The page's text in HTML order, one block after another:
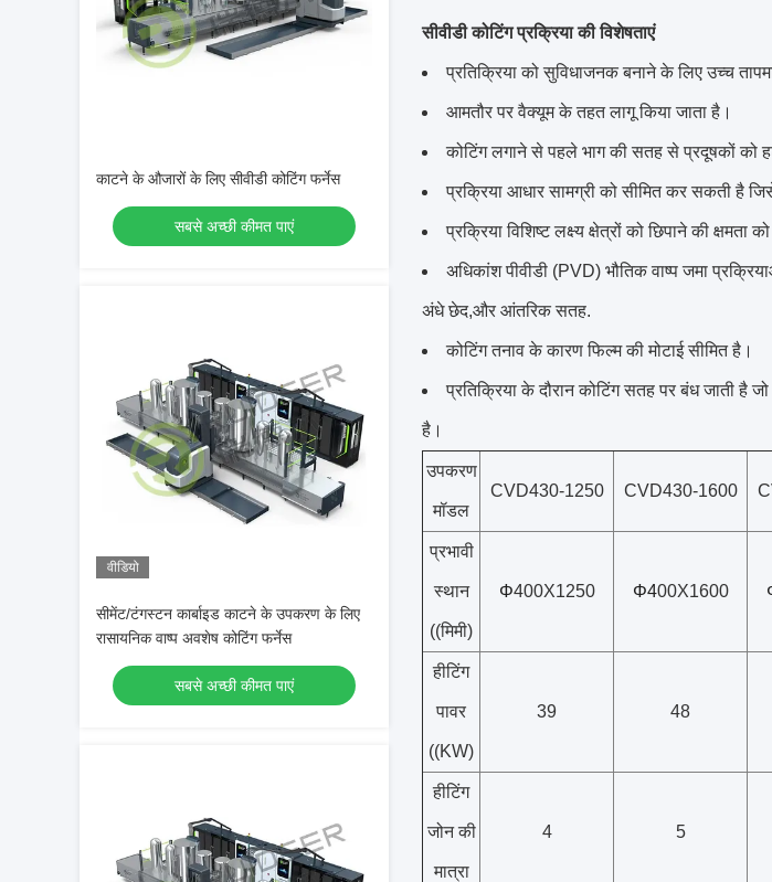
काटने के औजारों के लिए सीवीडी कोटिंग फर्नेस
सबसे अच्छी कीमत पाएं
वीडियो
सीमेंट/टंगस्टन कार्बाइड काटने के उपकरण के लिए
रासायनिक वाष्प अवशेष कोटिंग फर्नेस
सबसे अच्छी कीमत पाएं
सीवीडी कोटिंग प्रक्रिया की विशेषताएं
प्रतिक्रिया को सुविधाजनक बनाने के लिए उच्च
आमतौर पर वैक्यूम के तहत लागू किया जाता है।
कोटिंग लगाने से पहले भाग की सतह से प्रदूषकों को
प्रक्रिया आधार सामग्री को सीमित कर सकती है
प्रक्रिया विशिष्ट लक्ष्य क्षेत्रों को छिपाने की क्षमता
अधिकांश पीवीडी (PVD) भौतिक वाष्प जमा
अंधे छेद,और आंतरिक सतह.
कोटिंग तनाव के कारण फिल्म की मोटाई सीमित है।
प्रतिक्रिया के दौरान कोटिंग सतह पर बंध जाती है
है।
उपकरण
मॉडल
CVD430-1250 CVD430-1600
प्रभावी
स्थान
((मिमी)
Φ400X1250 Φ400X1600
हीटिंग
पावर
((KW)
39 48
हीटिंग
जोन की
मात्रा
4 5